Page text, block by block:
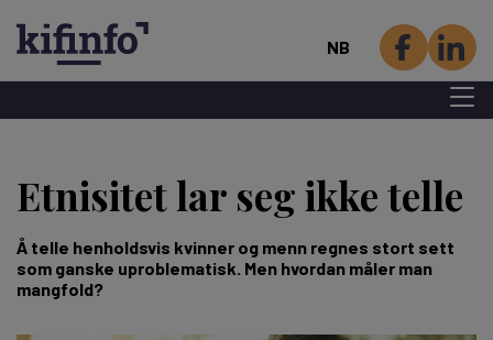
hovedinnhold
NB
Menu
Etnisitet lar seg ikke telle
Å telle henholdsvis kvinner og menn regnes stort sett
som ganske uproblematisk. Men hvordan måler man
mangfold?